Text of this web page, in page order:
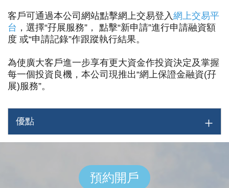
客戶可通過本公司網站點擊網上交易登入網上交易平
台 ，選擇“孖展服務”， 點擊“新申請”進行申請融資額
度 或“申請記錄”作跟蹤執行結果。
為使廣大客戶進一步享有更大資金作投資決定及掌握
每一個投資良機，本公司現推出“網上保證金融資(孖
展)服務”。
優點
預約開戶